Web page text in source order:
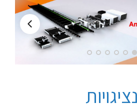
נציגויות